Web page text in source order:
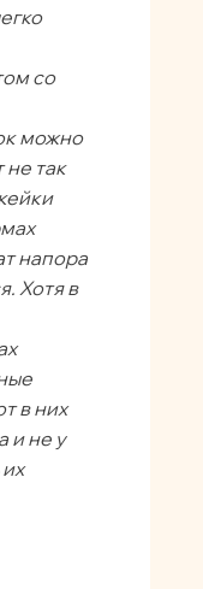
со
можно
не так
напора
Хотя в
в них
и не у